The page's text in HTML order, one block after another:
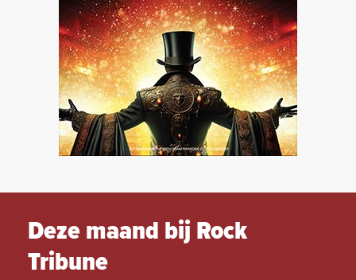
Deze maand bij Rock
Tribune